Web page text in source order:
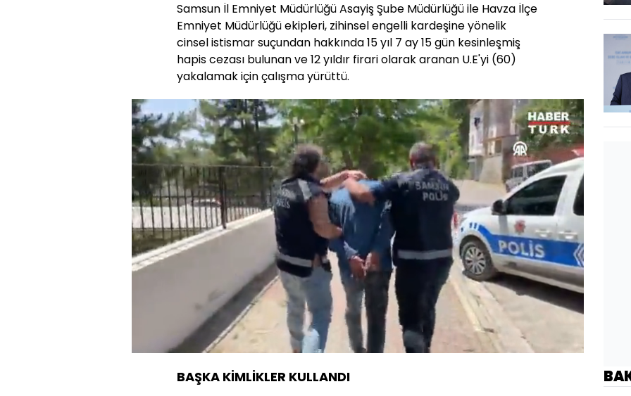
Samsun İl Emniyet Müdürlüğü Asayiş Şube Müdürlüğü ile Havza İlçe
Emniyet Müdürlüğü ekipleri, zihinsel engelli kardeşine yönelik
cinsel istismar suçundan hakkında 15 yıl 7 ay 15 gün kesinleşmiş
hapis cezası bulunan ve 12 yıldır firari olarak aranan U.E'yi (60)
yakalamak için çalışma yürüttü.
Sesi
Aç
Yüklendi
:
100.00%
Oynatma
Hızı
BAŞKA KİMLİKLER KULLANDI